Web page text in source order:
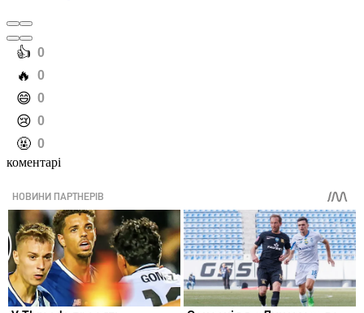
️👍 0
️🔥 0
️😄 0
️😢 0
️🤬 0
коментарі